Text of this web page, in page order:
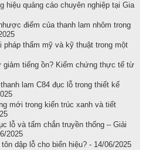
hiệu quảng cáo chuyên nghiệp tại Gia
điểm của thanh lam nhôm trong
pháp thẩm mỹ và kỹ thuật trong một
giảm tiếng ồn? Kiểm chứng thực tế từ
lam C84 đục lỗ trong thiết kế
mới trong kiến trúc xanh và tiết
lỗ và tấm chắn truyền thống – Giải
2025
dập lỗ cho biển hiệu? - 14/06/2025